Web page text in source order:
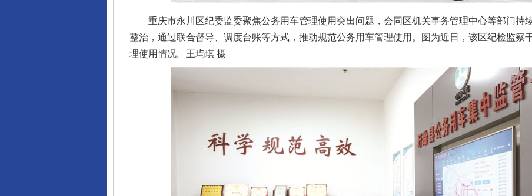
重庆市永川区纪委监委聚焦公务用车管理使用突出问题，会同区机关事务管理中心等部门持
整治，通过联合督导、调度台账等方式，推动规范公务用车管理使用。图为近日，该区纪检监察
理使用情况。王玙琪 摄